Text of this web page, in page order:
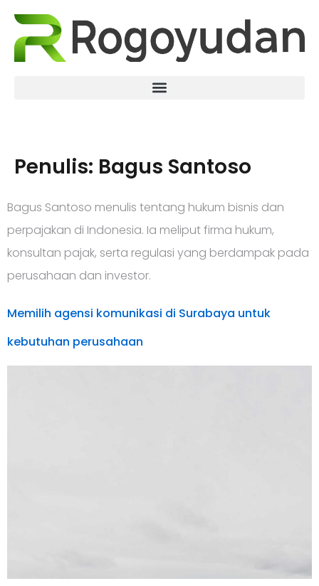
Penulis: Bagus Santoso
Bagus Santoso menulis tentang hukum bisnis dan
perpajakan di Indonesia. Ia meliput firma hukum,
konsultan pajak, serta regulasi yang berdampak pada
perusahaan dan investor.
Memilih agensi komunikasi di Surabaya untuk
kebutuhan perusahaan